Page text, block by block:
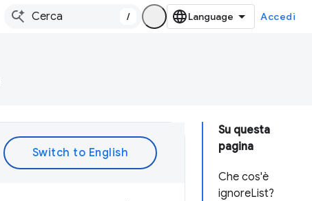
/ Accedi
Su questa
pagina
Che cos'è
ignoreList?